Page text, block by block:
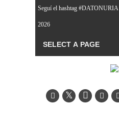
Seguí el hashtag #DATONURIA
2026